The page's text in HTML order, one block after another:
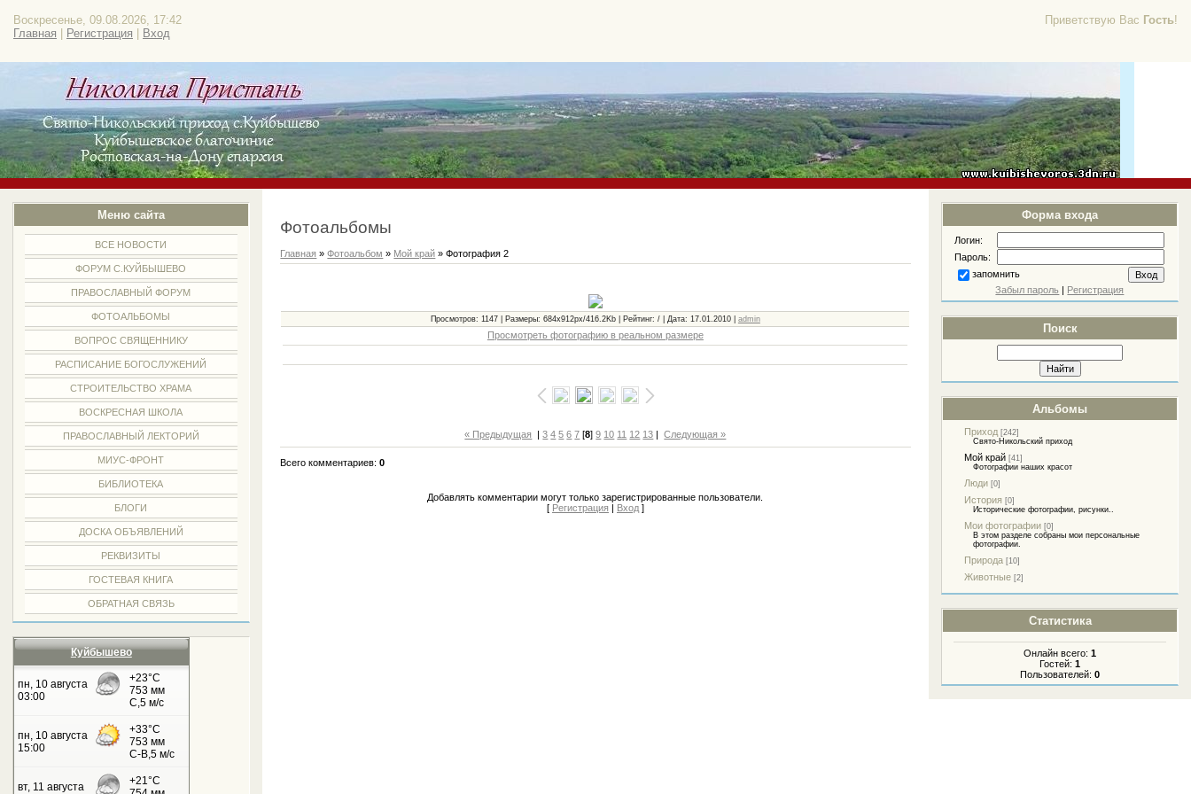
Приветствую Вас Гость!
Воскресенье, 09.08.2026, 17:42
Главная
Регистрация Вход
Меню сайта
ВСЕ НОВОСТИ
ФОРУМ С.КУЙБЫШЕВО
ПРАВОСЛАВНЫЙ ФОРУМ
ФОТОАЛЬБОМЫ
ВОПРОС СВЯЩЕННИКУ
РАСПИСАНИЕ БОГОСЛУЖЕНИЙ
СТРОИТЕЛЬСТВО ХРАМА
ВОСКРЕСНАЯ ШКОЛА
ПРАВОСЛАВНЫЙ ЛЕКТОРИЙ
МИУС-ФРОНТ
БИБЛИОТЕКА
БЛОГИ
ДОСКА ОБЪЯВЛЕНИЙ
РЕКВИЗИТЫ
ГОСТЕВАЯ КНИГА
ОБРАТНАЯ СВЯЗЬ
Куйбышево
Форма входа
Логин:
Пароль:
запомнить
Забыл пароль | Регистрация
Поиск
Альбомы
Приход [242]
Свято-Никольский приход
Мой край [41]
Фотографии наших красот
Люди [0]
История [0]
Исторические фотографии, рисунки..
Мои фотографии [0]
В этом разделе собраны мои персональные
фотографии.
Природа [10]
Животные [2]
Статистика
Онлайн всего:1
Гостей:1
Пользователей:0
Фотоальбомы
Главная »Фотоальбом » Мой край » Фотография 2
Просмотров: 1147 | Размеры: 684x912px/416.2Kb | Рейтинг: / | Дата: 17.01.2010 | admin
Просмотреть фотографию в реальном размере
« Предыдущая |3 4 5 6 7 [8]9 10 11 12 13 |Следующая »
Всего комментариев:0
Добавлять комментарии могут только зарегистрированные пользователи.
[ Регистрация Вход]